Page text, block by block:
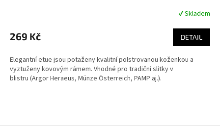
produktu
je
z
5
hvězdiček.
✔ Skladem
269 Kč DETAIL
Elegantní etue jsou potaženy kvalitní polstrovanou koženkou a
vyztuženy kovovým rámem. Vhodné pro tradiční slitky v
blistru (Argor Heraeus, Münze Österreich, PAMP aj.).